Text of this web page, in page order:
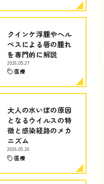
クインケ浮腫やヘル
ペスによる唇の腫れ
を専門的に解説
2026.05.27
医療
大人の水いぼの原因
となるウイルスの特
徴と感染経路のメカ
ニズム
2026.05.26
医療